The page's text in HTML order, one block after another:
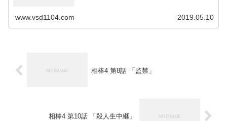
www.vsd1104.com 2019.05.10
相棒4 第8話 「監禁」
相棒4 第10話 「殺人生中継」